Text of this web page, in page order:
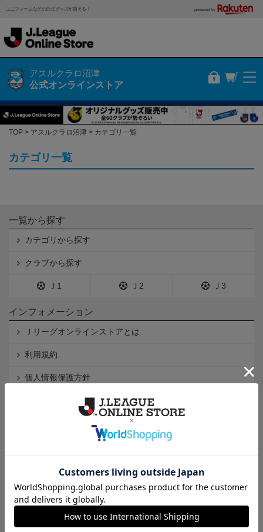
ユニフォームなどの公式グッズが買える！ powered by
アスルクラロ沼津
公式オンラインストア
TOP アスルクラロ沼津 カテゴリ一覧
カテゴリ一覧
一覧から探す
カテゴリから探す
クラブから探す
Ｊ1 Ｊ2 Ｊ3
インフォメーション
Ｊリーグオンラインストアとは
利用規約
個人情報保護方針
特定商取引法に基づく表記
ヘルプページ
会員向けメニュー